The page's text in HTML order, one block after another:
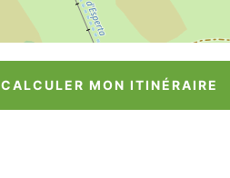
CALCULER MON ITINÉRAIRE